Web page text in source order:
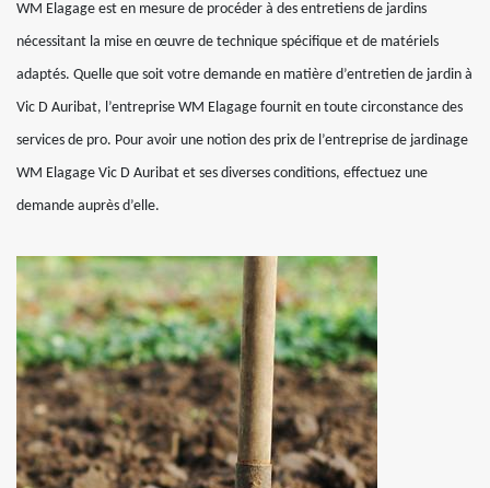
WM Elagage est en mesure de procéder à des entretiens de jardins
nécessitant la mise en œuvre de technique spécifique et de matériels
adaptés. Quelle que soit votre demande en matière d’entretien de jardin à
Vic D Auribat, l’entreprise WM Elagage fournit en toute circonstance des
services de pro. Pour avoir une notion des prix de l’entreprise de jardinage
WM Elagage Vic D Auribat et ses diverses conditions, effectuez une
demande auprès d’elle.